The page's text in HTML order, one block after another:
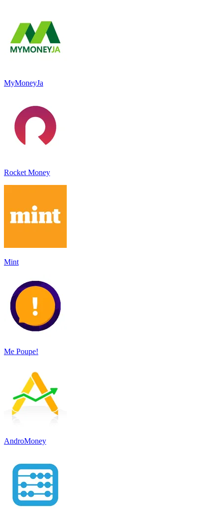
MyMoneyJa
Rocket Money
Mint
Me Poupe!
AndroMoney